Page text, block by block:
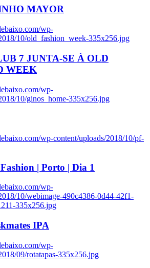
MAYOR
wp-
10/old_fashion_week-335x256.jpg
7 JUNTA-SE À OLD
WEEK
wp-
10/ginos_home-335x256.jpg
wp-content/uploads/2018/10/pf-
| Porto | Dia 1
wp-
10/webimage-490c4386-0d44-42f1-
335x256.jpg
IPA
wp-
09/rotatapas-335x256.jpg